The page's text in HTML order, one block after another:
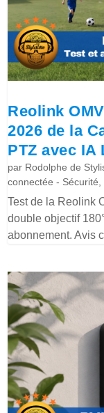
Reolink
2026 de la
PTZ avec IA
par Rodolphe de
connectée - Sécurité
Test de la Reolink
double objectif
abonnement. Avis